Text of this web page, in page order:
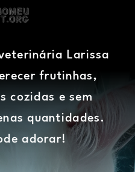
Larissa
frutinhas,
cozidas e sem
quantidades.
adorar!